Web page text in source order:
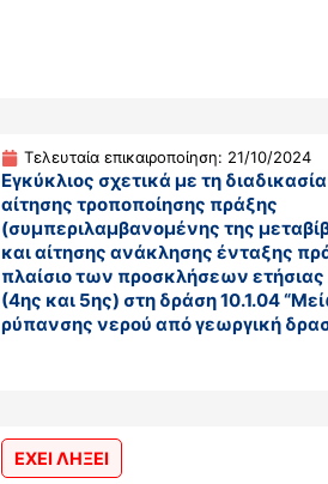
Τελευταία επικαιροποίηση: 21/10/2024
Εγκύκλιος σχετικά με τη
αίτησης τροποποίησης πράξης
(συμπεριλαμβανομένης της
και αίτησης ανάκλησης ένταξης
πλαίσιο των προσκλήσεων
(4ης και 5ης) στη δράση 10.1.04
ρύπανσης νερού από γεωργική
ΕΧΕΙ ΛΗΞΕΙ